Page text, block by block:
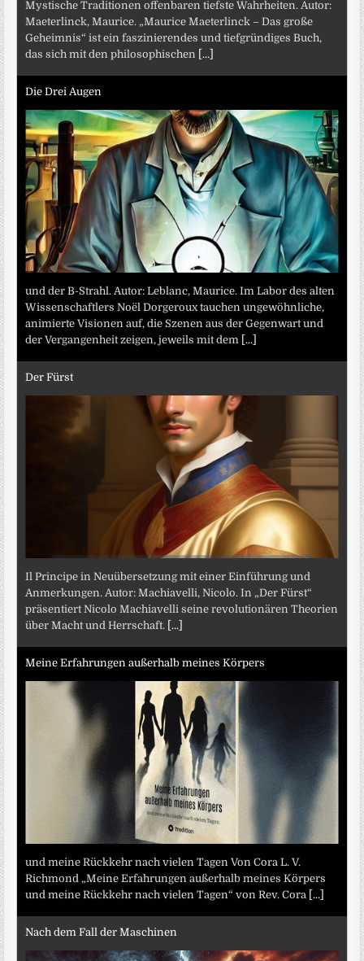
Mystische Traditionen offenbaren tiefste Wahrheiten. Autor:
Maeterlinck, Maurice. „Maurice Maeterlinck – Das große
Geheimnis“ ist ein faszinierendes und tiefgründiges Buch,
das sich mit den philosophischen [...]
Die Drei Augen
und der B-Strahl. Autor: Leblanc, Maurice. Im Labor des alten
Wissenschaftlers Noël Dorgeroux tauchen ungewöhnliche,
animierte Visionen auf, die Szenen aus der Gegenwart und
der Vergangenheit zeigen, jeweils mit dem [...]
Der Fürst
Il Principe in Neuübersetzung mit einer Einführung und
Anmerkungen. Autor: Machiavelli, Nicolo. In „Der Fürst“
präsentiert Nicolo Machiavelli seine revolutionären Theorien
über Macht und Herrschaft. [...]
Meine Erfahrungen außerhalb meines Körpers
und meine Rückkehr nach vielen Tagen Von Cora L. V.
Richmond „Meine Erfahrungen außerhalb meines Körpers
und meine Rückkehr nach vielen Tagen“ von Rev. Cora [...]
Nach dem Fall der Maschinen